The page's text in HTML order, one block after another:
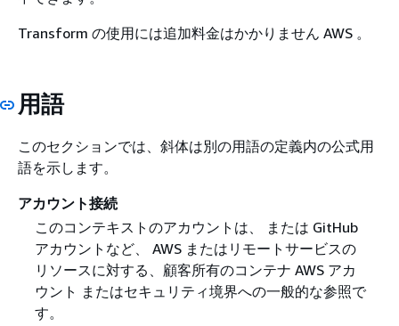
Transform の使用には追加料金はかかりません AWS 。
用語
このセクションでは、斜体は別の用語の定義内の公式用
語を示します。
アカウント接続
このコンテキストのアカウントは、 または GitHub
アカウントなど、 AWS またはリモートサービスの
リソースに対する、顧客所有のコンテナ AWS アカ
ウント またはセキュリティ境界への一般的な参照で
す。